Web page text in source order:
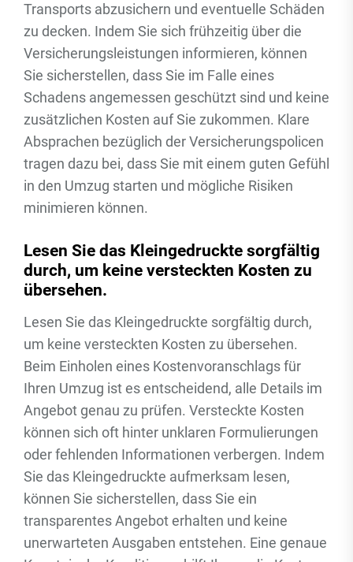
Transports abzusichern und eventuelle Schäden
zu decken. Indem Sie sich frühzeitig über die
Versicherungsleistungen informieren, können
Sie sicherstellen, dass Sie im Falle eines
Schadens angemessen geschützt sind und keine
zusätzlichen Kosten auf Sie zukommen. Klare
Absprachen bezüglich der Versicherungspolicen
tragen dazu bei, dass Sie mit einem guten Gefühl
in den Umzug starten und mögliche Risiken
minimieren können.
Lesen Sie das Kleingedruckte sorgfältig
durch, um keine versteckten Kosten zu
übersehen.
Lesen Sie das Kleingedruckte sorgfältig durch,
um keine versteckten Kosten zu übersehen.
Beim Einholen eines Kostenvoranschlags für
Ihren Umzug ist es entscheidend, alle Details im
Angebot genau zu prüfen. Versteckte Kosten
können sich oft hinter unklaren Formulierungen
oder fehlenden Informationen verbergen. Indem
Sie das Kleingedruckte aufmerksam lesen,
können Sie sicherstellen, dass Sie ein
transparentes Angebot erhalten und keine
unerwarteten Ausgaben entstehen. Eine genaue